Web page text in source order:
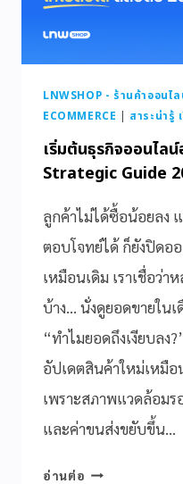
LNWSHOP - ร้านค้าออนไ
ECOMMERCE | สาระน่ารู้
เริ่มต้นธุรกิจออนไล
Strategic Guide
ลูกค้าไม่ได้ซื้อน้อยลง
ตอบโจทย์ได้ ก็ยังปิดอ
เหมือนเดิม เราเชื่อว่
บ้าง… นั่งดูยอดขายใน
“ทำไมยอดถึงเงียบลง
อัปเดตสินค้าใหม่เหมือ
เพราะสภาพแวดล้อม
และค่าขนส่งขยับขึ้น…
อ่านต่อ